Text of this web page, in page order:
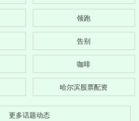
领跑
告别
咖啡
哈尔滨股票配资
更多话题动态